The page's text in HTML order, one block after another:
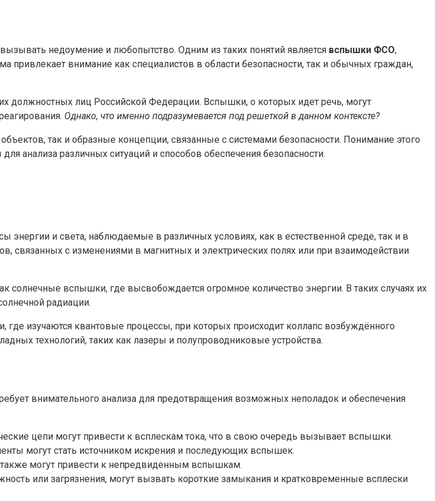
недоумение и любопытство. Одним из таких понятий является вспышки ФСО,
внимание как специалистов в области безопасности, так и обычных граждан,
должностных лиц Российской Федерации. Вспышки, о которых идет речь, могут
Однако, что именно подразумевается под решеткой в данном контексте?
так и образные концепции, связанные с системами безопасности. Понимание этого
анализа различных ситуаций и способов обеспечения безопасности.
и света, наблюдаемые в различных условиях, как в естественной среде, так и в
связанных с изменениями в магнитных и электрических полях или при взаимодействии
солнечные вспышки, где высвобождается огромное количество энергии. В таких случаях их
радиации.
изучаются квантовые процессы, при которых происходит коллапс возбуждённого
технологий, таких как лазеры и полупроводниковые устройства.
внимательного анализа для предотвращения возможных неполадок и обеспечения
цепи могут привести к всплескам тока, что в свою очередь вызывает вспышки.
могут стать источником искрения и последующих вспышек.
могут привести к непредвиденным вспышкам.
или загрязнения, могут вызвать короткие замыкания и кратковременные всплески